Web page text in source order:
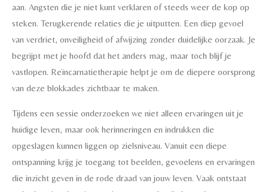
aan. Angsten die je niet kunt verklaren of steeds weer de kop op
steken. Terugkerende relaties die je uitputten. Een diep gevoel
van verdriet, onveiligheid of afwijzing zonder duidelijke oorzaak. Je
begrijpt met je hoofd dat het anders mag, maar toch blijf je
vastlopen. Reïncarnatietherapie helpt je om de diepere oorsprong
van deze blokkades zichtbaar te maken.
Tijdens een sessie onderzoeken we niet alleen ervaringen uit je
huidige leven, maar ook herinneringen en indrukken die
opgeslagen kunnen liggen op zielsniveau. Vanuit een diepe
ontspanning krijg je toegang tot beelden, gevoelens en ervaringen
die inzicht geven in de rode draad van jouw leven. Vaak ontstaat